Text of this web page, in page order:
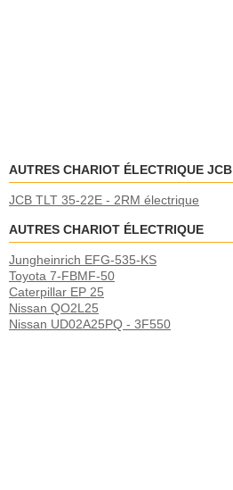
AUTRES CHARIOT ÉLECTRIQUE JCB
JCB TLT 35-22E - 2RM électrique
AUTRES CHARIOT ÉLECTRIQUE
Jungheinrich EFG-535-KS
Toyota 7-FBMF-50
Caterpillar EP 25
Nissan QO2L25
Nissan UD02A25PQ - 3F550